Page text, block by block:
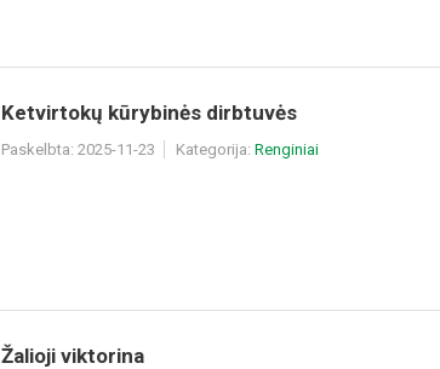
Ketvirtokų kūrybinės dirbtuvės
Paskelbta: 2025-11-23 Kategorija: Renginiai
Žalioji viktorina